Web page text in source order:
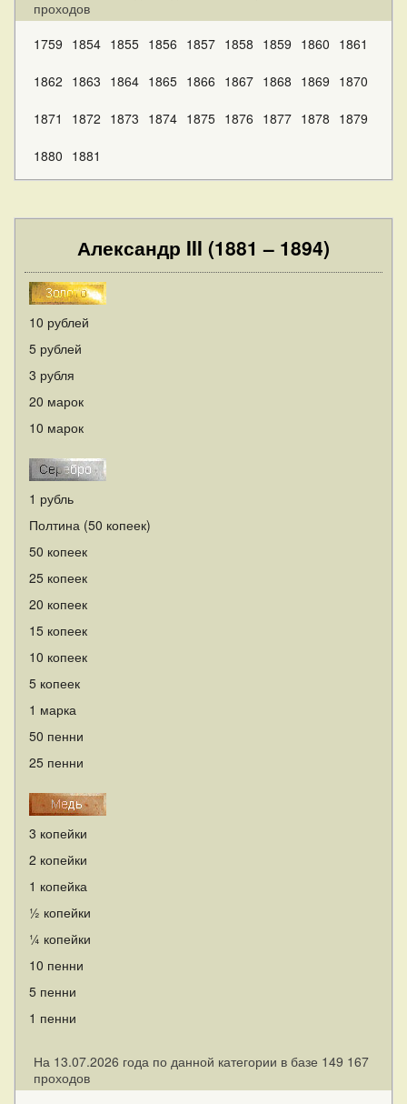
проходов
1759 1854 1855 1856 1857 1858 1859 1860 1861
1862 1863 1864 1865 1866 1867 1868 1869 1870
1871 1872 1873 1874 1875 1876 1877 1878 1879
1880 1881
Александр III (1881 – 1894)
10 рублей
5 рублей
3 рубля
20 марок
10 марок
1 рубль
Полтина (50 копеек)
50 копеек
25 копеек
20 копеек
15 копеек
10 копеек
5 копеек
1 марка
50 пенни
25 пенни
3 копейки
2 копейки
1 копейка
½ копейки
¼ копейки
10 пенни
5 пенни
1 пенни
На 13.07.2026 года по данной категории в базе 149 167
проходов